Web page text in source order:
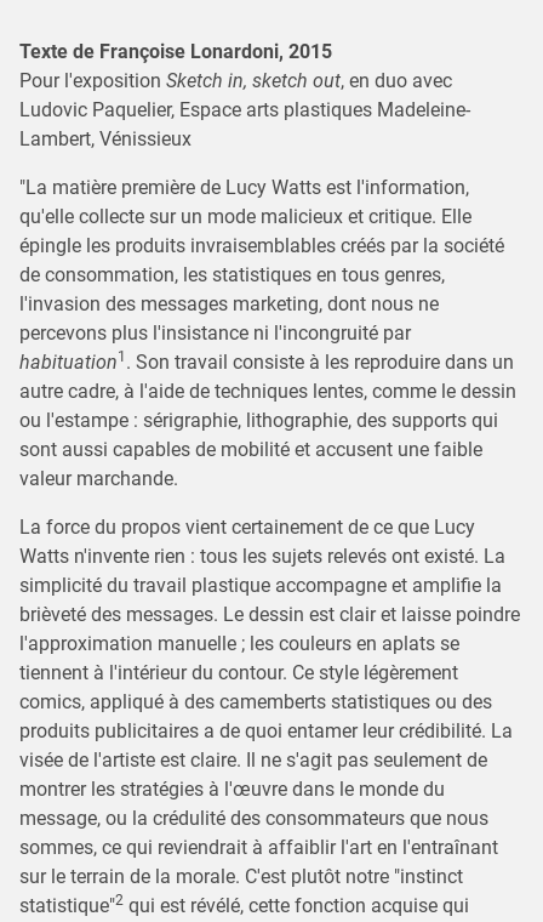
Texte de Françoise Lonardoni, 2015
Pour l'exposition Sketch in, sketch out, en duo avec
Ludovic Paquelier, Espace arts plastiques Madeleine-
Lambert, Vénissieux
"La matière première de Lucy Watts est l'information,
qu'elle collecte sur un mode malicieux et critique. Elle
épingle les produits invraisemblables créés par la société
de consommation, les statistiques en tous genres,
l'invasion des messages marketing, dont nous ne
percevons plus l'insistance ni l'incongruité par
habituation1 . Son travail consiste à les reproduire dans un
autre cadre, à l'aide de techniques lentes, comme le dessin
ou l'estampe : sérigraphie, lithographie, des supports qui
sont aussi capables de mobilité et accusent une faible
valeur marchande.
La force du propos vient certainement de ce que Lucy
Watts n'invente rien : tous les sujets relevés ont existé. La
simplicité du travail plastique accompagne et amplifie la
brièveté des messages. Le dessin est clair et laisse poindre
l'approximation manuelle ; les couleurs en aplats se
tiennent à l'intérieur du contour. Ce style légèrement
comics, appliqué à des camemberts statistiques ou des
produits publicitaires a de quoi entamer leur crédibilité. La
visée de l'artiste est claire. Il ne s'agit pas seulement de
montrer les stratégies à l'œuvre dans le monde du
message, ou la crédulité des consommateurs que nous
sommes, ce qui reviendrait à affaiblir l'art en l'entraînant
sur le terrain de la morale. C'est plutôt notre "instinct
statistique"2 qui est révélé, cette fonction acquise qui